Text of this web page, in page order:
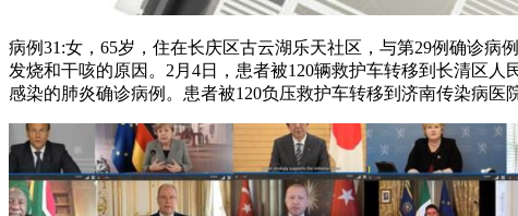
病例31:女，65岁，住在长庆区古云湖乐天社区，与第29例确诊病
发烧和干咳的原因。2月4日，患者被120辆救护车转移到长清区
感染的肺炎确诊病例。患者被120负压救护车转移到济南传染病医